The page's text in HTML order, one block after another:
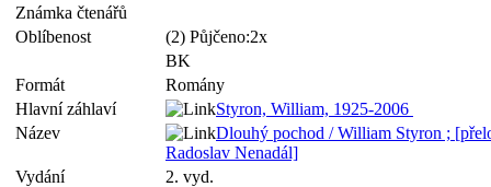
Známka čtenářů
Oblíbenost
(2) Půjčeno:2x
BK
Formát
Romány
Hlavní záhlaví
Styron, William, 1925-2006
Název
Dlouhý pochod / William Styron ;
Radoslav Nenadál]
Vydání
2. vyd.